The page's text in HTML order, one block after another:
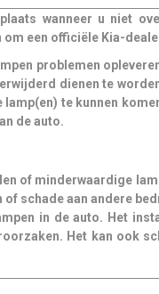
wanneer u niet
om een officiële Kia-
problemen
dienen te
te kunnen
de auto.
of minderwaardige
schade aan andere
in de auto. Het
Het kan ook